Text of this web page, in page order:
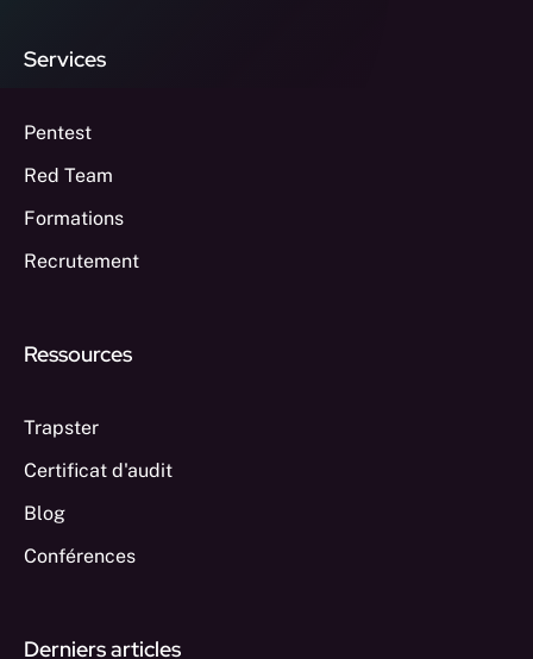
Services
Pentest
Red Team
Formations
Recrutement
Ressources
Trapster
Certificat d'audit
Blog
Conférences
Derniers articles